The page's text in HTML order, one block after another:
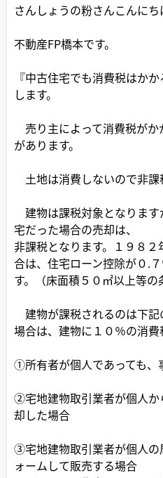
さんしょうの粉さんこんにち
不動産FP橋本です。
『中古住宅でも消費税はか
します。
売り主によって消費税が
があります。
土地は消費しないので非課
建物は課税対象となりま
宅だった場合の売却は、
非課税となります。１９８
合は、住宅ローン控除が０.
す。（床面積５０㎡以上等の
建物が課税されるのは下
場合は、建物に１０％の消費
①所有者が個人であっても、
②宅地建物取引業者が個人か
却した場合
③宅地建物取引業者が個人の
ォームして販売する場合